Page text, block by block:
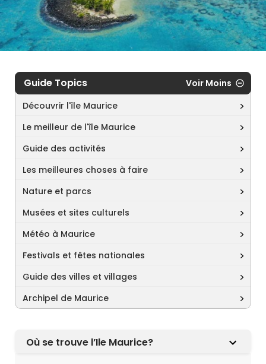
Guide Topics
Voir Moins
Découvrir l'île Maurice
Le meilleur de l'île Maurice
Guide des activités
Les meilleures choses à faire
Nature et parcs
Musées et sites culturels
Météo à Maurice
Festivals et fêtes nationales
Guide des villes et villages
Archipel de Maurice
Où se trouve l’Ile Maurice?